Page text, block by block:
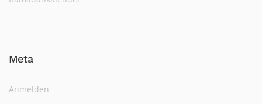
Meta
Anmelden